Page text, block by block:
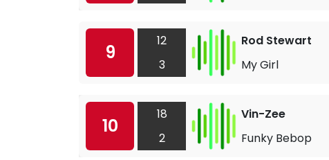
9
12
3
Rod Stewart
My Girl
10
18
2
Vin-Zee
Funky Bebop